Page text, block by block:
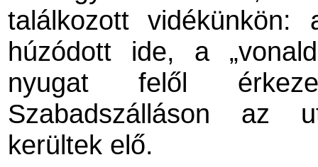
találkozott vidékünkön:
húzódott ide, a
nyugat felől
Szabadszálláson az
kerültek elő.